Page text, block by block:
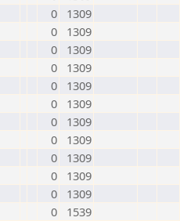
0
1309
0
1309
0
1309
0
1309
0
1309
0
1309
0
1309
0
1309
0
1309
0
1309
0
1309
0 1539